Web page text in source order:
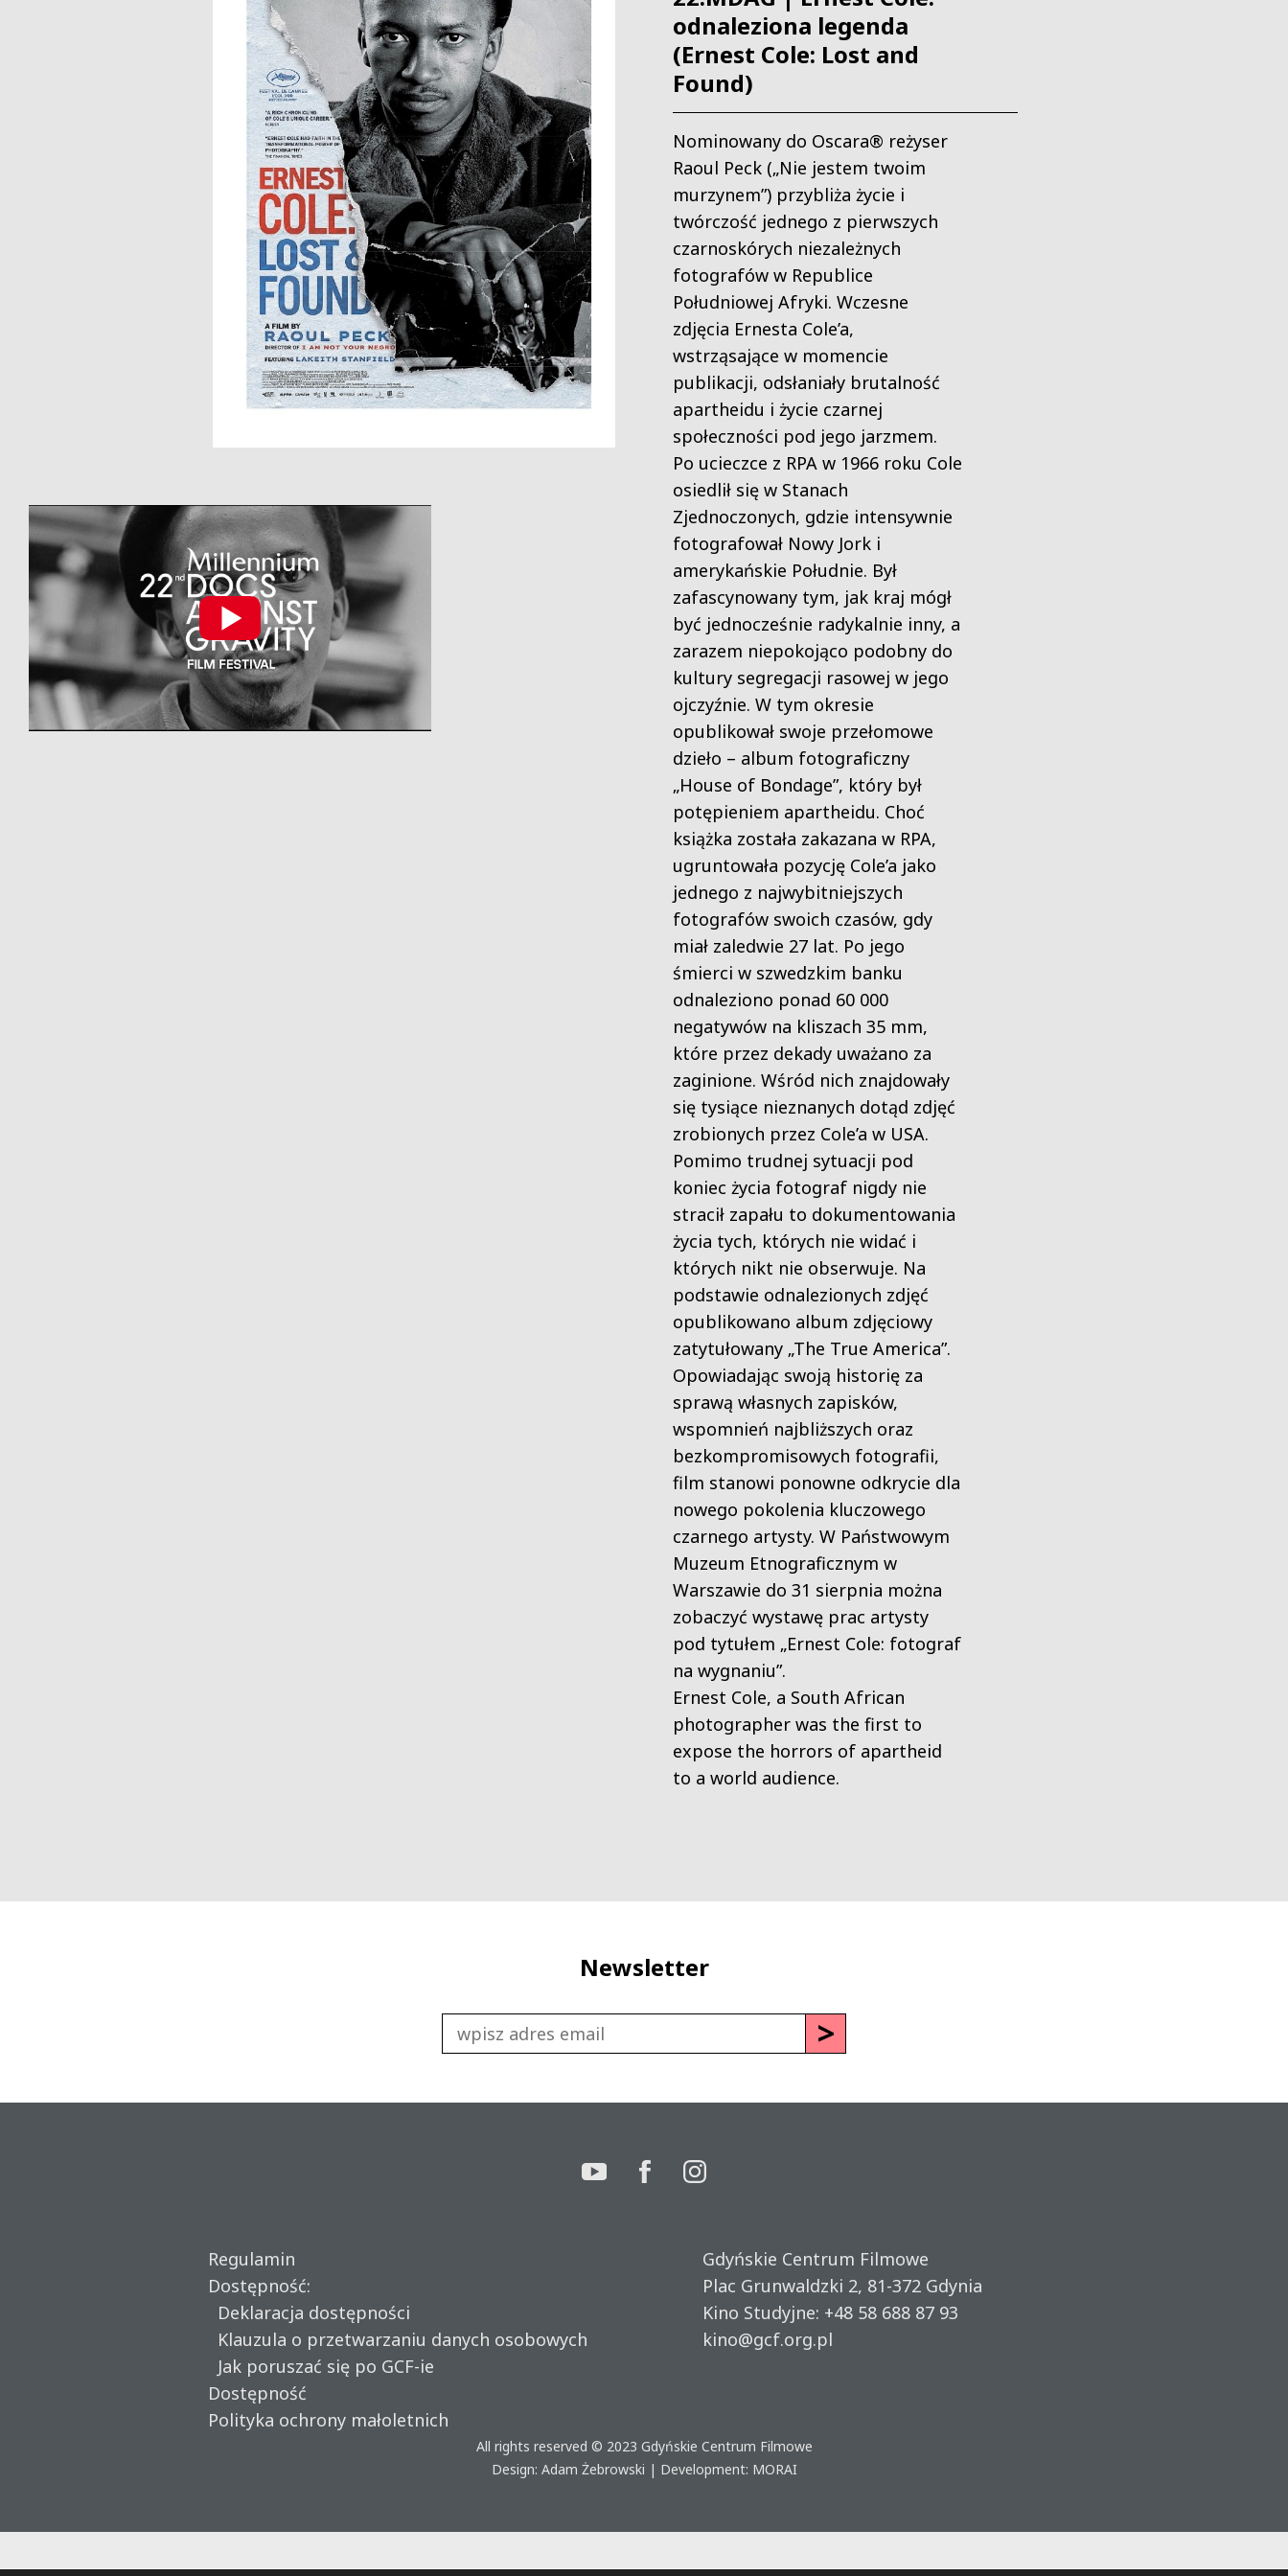
odnaleziona legenda
(Ernest Cole: Lost and
Found)
Nominowany do Oscara® reżyser
Raoul Peck („Nie jestem twoim
murzynem”) przybliża życie i
twórczość jednego z pierwszych
czarnoskórych niezależnych
fotografów w Republice
Południowej Afryki. Wczesne
zdjęcia Ernesta Cole’a,
wstrząsające w momencie
publikacji, odsłaniały brutalność
apartheidu i życie czarnej
społeczności pod jego jarzmem.
Po ucieczce z RPA w 1966 roku Cole
osiedlił się w Stanach
Zjednoczonych, gdzie intensywnie
fotografował Nowy Jork i
amerykańskie Południe. Był
zafascynowany tym, jak kraj mógł
być jednocześnie radykalnie inny, a
zarazem niepokojąco podobny do
kultury segregacji rasowej w jego
ojczyźnie. W tym okresie
opublikował swoje przełomowe
dzieło – album fotograficzny
„House of Bondage”, który był
potępieniem apartheidu. Choć
książka została zakazana w RPA,
ugruntowała pozycję Cole’a jako
jednego z najwybitniejszych
fotografów swoich czasów, gdy
miał zaledwie 27 lat. Po jego
śmierci w szwedzkim banku
odnaleziono ponad 60 000
negatywów na kliszach 35 mm,
które przez dekady uważano za
zaginione. Wśród nich znajdowały
się tysiące nieznanych dotąd zdjęć
zrobionych przez Cole’a w USA.
Pomimo trudnej sytuacji pod
koniec życia fotograf nigdy nie
stracił zapału to dokumentowania
życia tych, których nie widać i
których nikt nie obserwuje. Na
podstawie odnalezionych zdjęć
opublikowano album zdjęciowy
zatytułowany „The True America”.
Opowiadając swoją historię za
sprawą własnych zapisków,
wspomnień najbliższych oraz
bezkompromisowych fotografii,
film stanowi ponowne odkrycie dla
nowego pokolenia kluczowego
czarnego artysty. W Państwowym
Muzeum Etnograficznym w
Warszawie do 31 sierpnia można
zobaczyć wystawę prac artysty
pod tytułem „Ernest Cole: fotograf
na wygnaniu”.
Ernest Cole, a South African
photographer was the first to
expose the horrors of apartheid
to a world audience.
Newsletter
Regulamin
Dostępność:
Deklaracja dostępności
Klauzula o przetwarzaniu danych osobowych
Jak poruszać się po GCF-ie
Dostępność
Polityka ochrony małoletnich
Gdyńskie Centrum Filmowe
Plac Grunwaldzki 2, 81-372 Gdynia
Kino Studyjne: +48 58 688 87 93
kino@gcf.org.pl
All rights reserved © 2023 Gdyńskie Centrum Filmowe
Design: Adam Żebrowski | Development: MORAI